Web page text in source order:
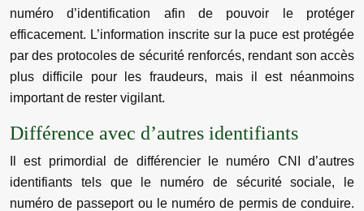
numéro d’identification afin de pouvoir le protéger
efficacement. L’information inscrite sur la puce est protégée
par des protocoles de sécurité renforcés, rendant son accès
plus difficile pour les fraudeurs, mais il est néanmoins
important de rester vigilant.
Différence avec d’autres identifiants
Il est primordial de différencier le numéro CNI d’autres
identifiants tels que le numéro de sécurité sociale, le
numéro de passeport ou le numéro de permis de conduire.